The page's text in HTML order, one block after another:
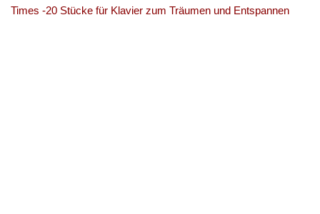
Times -20 Stücke für Klavier zum Träumen und Entspannen